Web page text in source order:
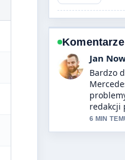
Zofia
Swietne
–
bez....
jakie
8 MIN